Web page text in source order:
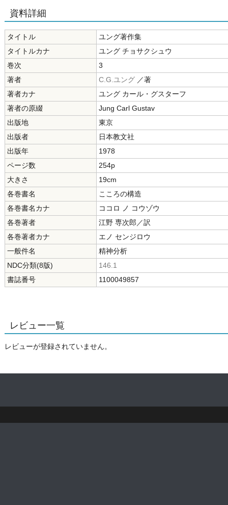
資料詳細
タイトル
ユング著作集
タイトルカナ
ユング チョサクシュウ
巻次
3
著者
C.G.ユング ／著
著者カナ
ユング カール・グスターフ
著者の原綴
Jung Carl Gustav
出版地
東京
出版者
日本教文社
出版年
1978
ページ数
254p
大きさ
19cm
各巻書名
こころの構造
各巻書名カナ
ココロ ノ コウゾウ
各巻著者
江野 専次郎／訳
各巻著者カナ
エノ センジロウ
一般件名
精神分析
NDC分類(8版)
146.1
書誌番号
1100049857
レビュー一覧
レビューが登録されていません。